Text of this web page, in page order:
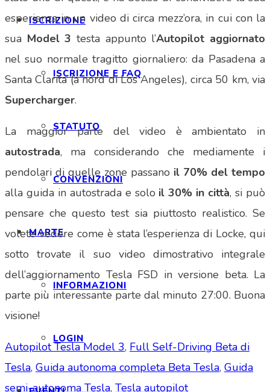
ISCRIZIONE
ISCRIZIONE E FAQ
STATUTO
CONVENZIONI
MARTE
INFORMAZIONI
LOGIN
esperienza in un video di circa mezz’ora, in cui con la
sua Model 3 testa appunto l’Autopilot aggiornato
nel suo normale tragitto giornaliero: da Pasadena a
Santa Clarita (a nord di Los Angeles), circa 50 km, via
Supercharger.
La maggior parte del video è ambientato in
autostrada, ma considerando che mediamente i
pendolari di quelle zone passano il 70% del tempo
alla guida in autostrada e solo il 30% in città, si può
pensare che questo test sia piuttosto realistico. Se
volete vedere come è stata l’esperienza di Locke, qui
sotto trovate il suo video dimostrativo integrale
dell’aggiornamento Tesla FSD in versione beta. La
parte più interessante parte dal minuto 27:00. Buona
visione!
Autopilot Tesla Model 3, Full Self-Driving Beta di
Tesla, Guida autonoma completa Beta Tesla, Guida
semi-autonoma Tesla, Tesla autopilot